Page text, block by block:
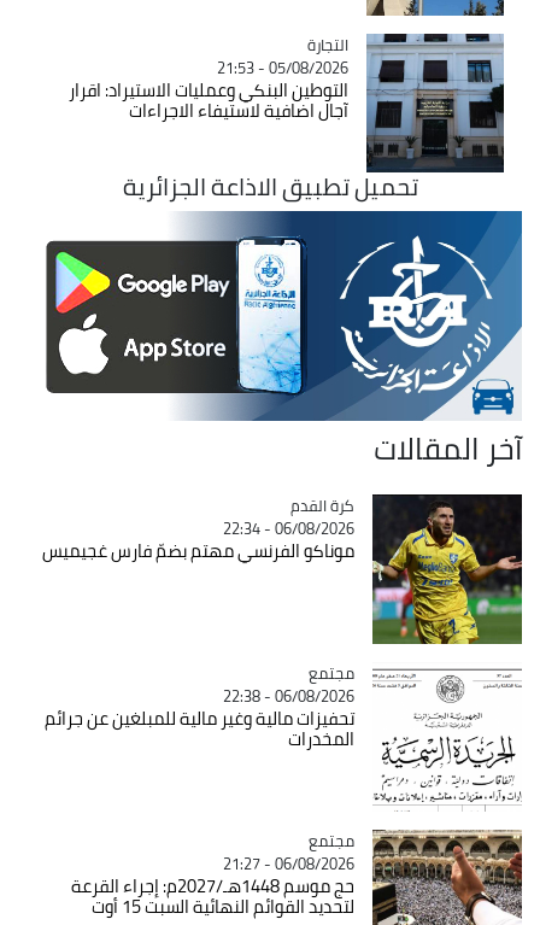
Catégorie
التجارة
05/08/2026 - 21:53
التوطين البنكي وعمليات الاستيراد: اقرار
آجال اضافية لاستيفاء الاجراءات
تحميل تطبيق الاذاعة الجزائرية
آخر المقالات
Catégorie
كرة القدم
06/08/2026 - 22:34
موناكو الفرنسي مهتم بضمّ فارس غجيميس
Catégorie
مجتمع
06/08/2026 - 22:38
تحفيزات مالية وغير مالية للمبلغين عن جرائم
المخدرات
Catégorie
مجتمع
06/08/2026 - 21:27
حج موسم 1448هـ/2027م: إجراء القرعة
لتحديد القوائم النهائية السبت 15 أوت